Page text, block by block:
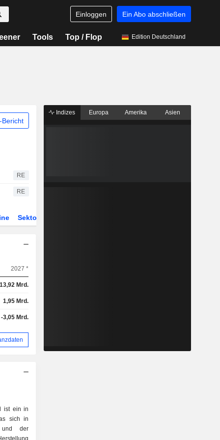
Einloggen Ein Abo abschließen
Tools Top / Flop Edition Deutschland
Bericht
RE
RE
Sektor
2027 *
13,92 Mrd.
1,95 Mrd.
-3,05 Mrd.
ist ein in
sich in
der
Indizes Europa Amerika Asien